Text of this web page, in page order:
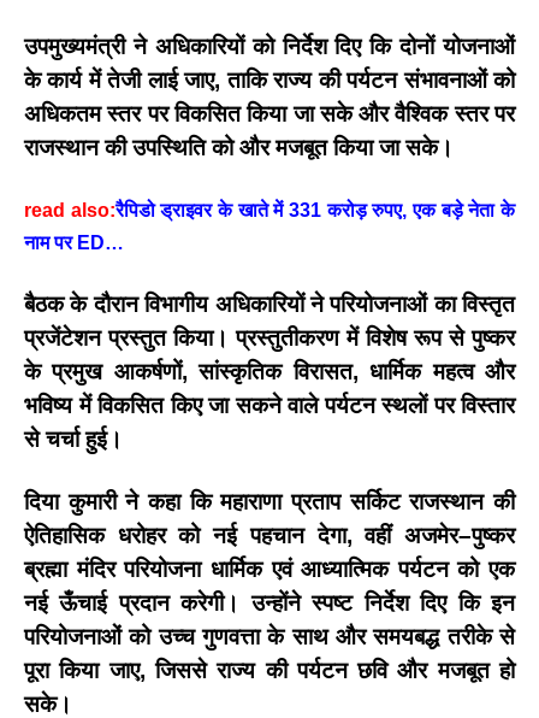
उपमुख्यमंत्री ने अधिकारियों को निर्देश दिए कि दोनों योजनाओं
के कार्य मेंतेजी लाई जाए, ताकि राज्य की पर्यटन संभावनाओं को
अधिकतम स्तर पर विकसित किया जा सके और वैश्विक स्तर पर
राजस्थान की उपस्थिति को और मजबूत किया जा सके।
read also:रैपिडो ड्राइवर के खाते में 331 करोड़ रुपए, एक बड़े नेता के
नाम पर ED…
बैठक के दौरान विभागीय अधिकारियों ने परियोजनाओं काविस्तृत
प्रजेंटेशनप्रस्तुत किया। प्रस्तुतीकरण में विशेष रूप से पुष्कर
के प्रमुख आकर्षणों, सांस्कृतिक विरासत, धार्मिक महत्व और
भविष्य में विकसित किए जा सकने वाले पर्यटन स्थलों पर विस्तार
से चर्चा हुई।
दिया कुमारी ने कहा किमहाराणा प्रताप सर्किटराजस्थान की
ऐतिहासिक धरोहर को नई पहचान देगा, वहीं अजमेर–पुष्कर
ब्रह्मा मंदिर परियोजनाधार्मिक एवं आध्यात्मिक पर्यटन को एक
नई ऊँचाई प्रदान करेगी। उन्होंने स्पष्ट निर्देश दिए कि इन
परियोजनाओं कोउच्च गुणवत्ताके साथ औरसमयबद्ध तरीकेसे
पूरा किया जाए, जिससे राज्य की पर्यटन छवि और मजबूत हो
सके।